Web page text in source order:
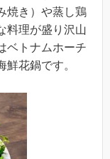
焼き）や蒸し鶏
料理が盛り沢山
ベトナムホーチ
鮮花鍋です。